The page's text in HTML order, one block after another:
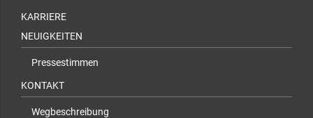
KARRIERE
NEUIGKEITEN
Pressestimmen
KONTAKT
Wegbeschreibung